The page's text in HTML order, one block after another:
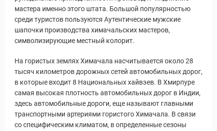
мастера именно этого штата. Большой популярностью
среди туристов пользуются Аутентические мужские
шапочки производства химачальских мастеров,
символизирующие местный колорит.
На гористых землях Химачала насчитывается около 28
тысяч километров дорожных сетей автомобильных дорог,
в которые входит 8 Национальных хайвэев. В Хмирпуре
самая высокая плотность автомобильных дорог в Индии,
здесь автомобильные дороги, еще называют главными
транспортными артериями гористого Химачала. В связи
со специфическим климатом, в определенные сезоны